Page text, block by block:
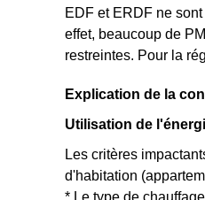
EDF et ERDF ne
effet, beaucoup de
restreintes. Pour la
Explication de la
Utilisation de
Les critères
d'habitation
* Le type de